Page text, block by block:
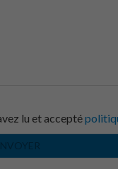
lu et accepté